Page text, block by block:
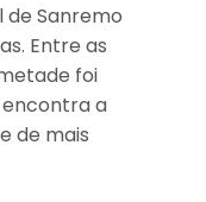
de Sanremo
Entre as
foi
a
de mais